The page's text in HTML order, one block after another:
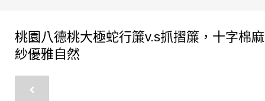
桃園八德桃大極蛇行簾v.s抓摺簾，十字棉麻
紗優雅自然